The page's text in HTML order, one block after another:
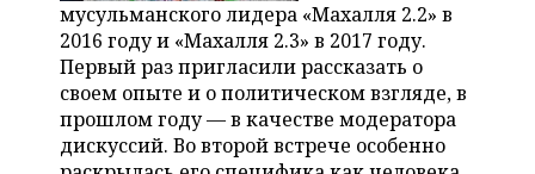
мусульманского лидера «Махалля 2.2» в
2016 году и «Махалля 2.3» в 2017 году.
Первый раз пригласили рассказать о
своем опыте и о политическом взгляде, в
прошлом году — в качестве модератора
дискуссий. Во второй встрече особенно